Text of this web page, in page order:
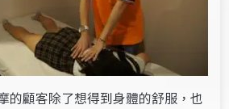
的顧客除了想得到身體的舒服，也